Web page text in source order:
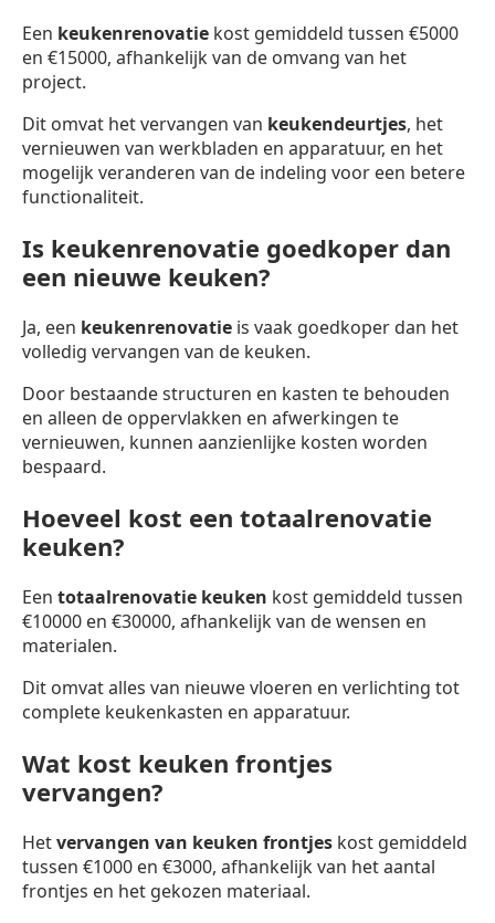
Een keukenrenovatie kost gemiddeld tussen €5000
en €15000, afhankelijk van de omvang van het
project.
Dit omvat het vervangen van keukendeurtjes, het
vernieuwen van werkbladen en apparatuur, en het
mogelijk veranderen van de indeling voor een betere
functionaliteit.
Is keukenrenovatie goedkoper dan
een nieuwe keuken?
Ja, een keukenrenovatie is vaak goedkoper dan het
volledig vervangen van de keuken.
Door bestaande structuren en kasten te behouden
en alleen de oppervlakken en afwerkingen te
vernieuwen, kunnen aanzienlijke kosten worden
bespaard.
Hoeveel kost een totaalrenovatie
keuken?
Een totaalrenovatie keuken kost gemiddeld tussen
€10000 en €30000, afhankelijk van de wensen en
materialen.
Dit omvat alles van nieuwe vloeren en verlichting tot
complete keukenkasten en apparatuur.
Wat kost keuken frontjes
vervangen?
Hetvervangen van keuken frontjes kost gemiddeld
tussen €1000 en €3000, afhankelijk van het aantal
frontjes en het gekozen materiaal.